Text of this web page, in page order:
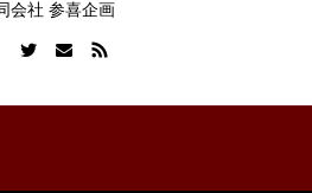
会社 参喜企画